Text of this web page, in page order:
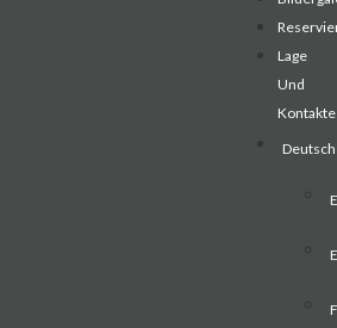
Lage
Und
Kontakte
Deutsch